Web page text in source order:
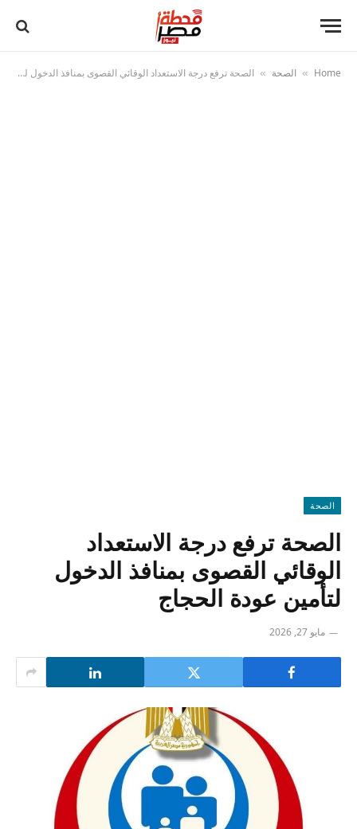
Home
» الصحة » الصحة ترفع درجة الاستعداد الوقائي القصوى بمنافذ الدخول لتأمين عودة الحجاج
الصحة
الصحة ترفع درجة الاستعداد
الوقائي القصوى بمنافذ الدخول
لتأمين عودة الحجاج
مايو 27, 2026